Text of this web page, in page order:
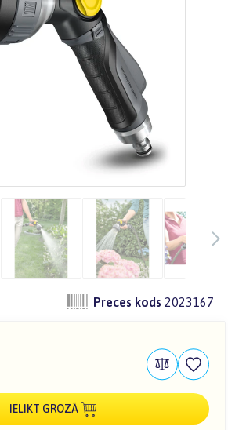
Preces kods 2023167
IELIKT GROZĀ